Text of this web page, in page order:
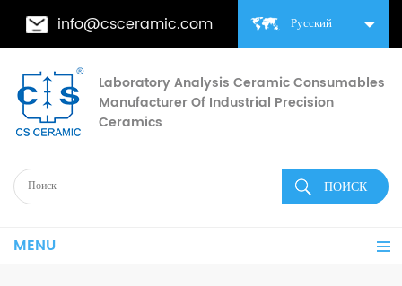
Русский
info@csceramic.com
Laboratory Analysis Ceramic Consumables
Manufacturer Of Industrial Precision
Ceramics
MENU